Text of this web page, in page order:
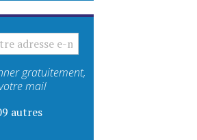
gratuitement,
mail
autres